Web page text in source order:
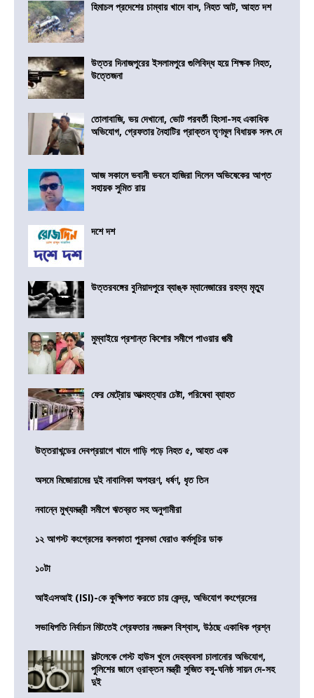
হিমাচল প্রদেশের চাম্বায় খাদে বাস, নিহত আট, আহত দশ
উত্তর দিনাজপুরের ইসলামপুরে গুলিবিদ্ধ হয়ে শিক্ষক নিহত,
উত্তেজনা
তোলাবাজি, ভয় দেখানো, ভোট পরবর্তী হিংসা-সহ একাধিক
অভিযোগ, গ্রেফতার নৈহাটির প্রাক্তন তৃণমূল বিধায়ক সনৎ দে
আজ সকালে ভবানী ভবনে হাজিরা দিলেন অভিষেকের আপ্ত
সহায়ক সুমিত রায়
দশে দশ
উত্তরবঙ্গের বুনিয়াদপুরে ব্যাঙ্ক ম্যানেজারের রহস্য মৃত্যু
মুম্বাইয়ে প্রশান্ত কিশোর সমীপে পাওয়ার পত্মী
ফের মেট্রোয় আত্মহত্যার চেষ্টা, পরিষেবা ব্যাহত
উত্তরাখন্ডের দেবপ্রয়াগে খাদে গাড়ি পড়ে নিহত ৫, আহত এক
অসমে মিজোরামের দুই নাবালিকা অপহরণ, ধর্ষণ, ধৃত তিন
নবান্নে মুখ্যমন্ত্রী সমীপে ঋতব্রত সহ অনুগামীরা
১২ আগস্ট কংগ্রেসের কলকাতা পুরসভা ঘেরাও কর্মসূচির ডাক
১০টা
আইএসআই (ISI)-কে কুক্ষিগত করতে চায় কেন্দ্র, অভিযোগ কংগ্রেসের
সভাধিপতি নির্বাচন মিটতেই গ্রেফতার নজরুল বিশ্বাস, উঠছে একাধিক প্রশ্ন
সল্টলেকে গেস্ট হাউস খুলে দেহব্যবসা চালানোর অভিযোগ,
পুলিশের জালে ও্রাক্তন মন্ত্রী সুজিত বসু-ঘনিষ্ঠ সায়ন দে-সহ
দুই